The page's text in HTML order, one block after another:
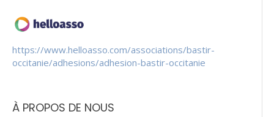
https://www.helloasso.com/associations/bastir-
occitanie/adhesions/adhesion-bastir-occitanie
À PROPOS DE NOUS